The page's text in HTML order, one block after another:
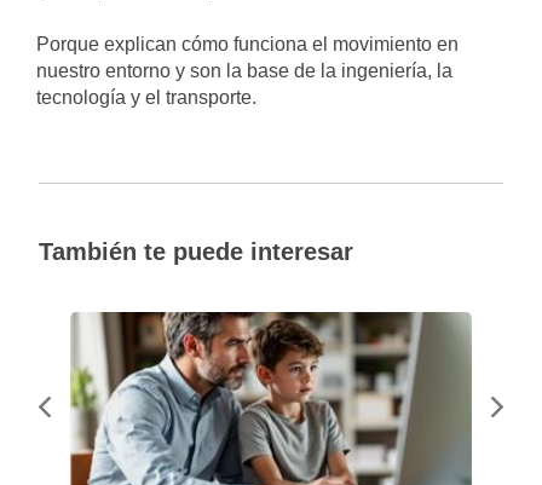
Porque explican cómo funciona el movimiento en
nuestro entorno y son la base de la ingeniería, la
tecnología y el transporte.
También te puede interesar